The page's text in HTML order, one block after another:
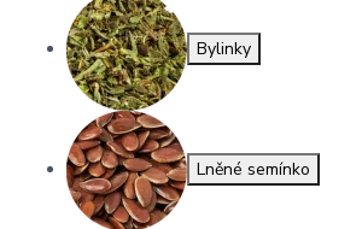
Bylinky
Lněné semínko